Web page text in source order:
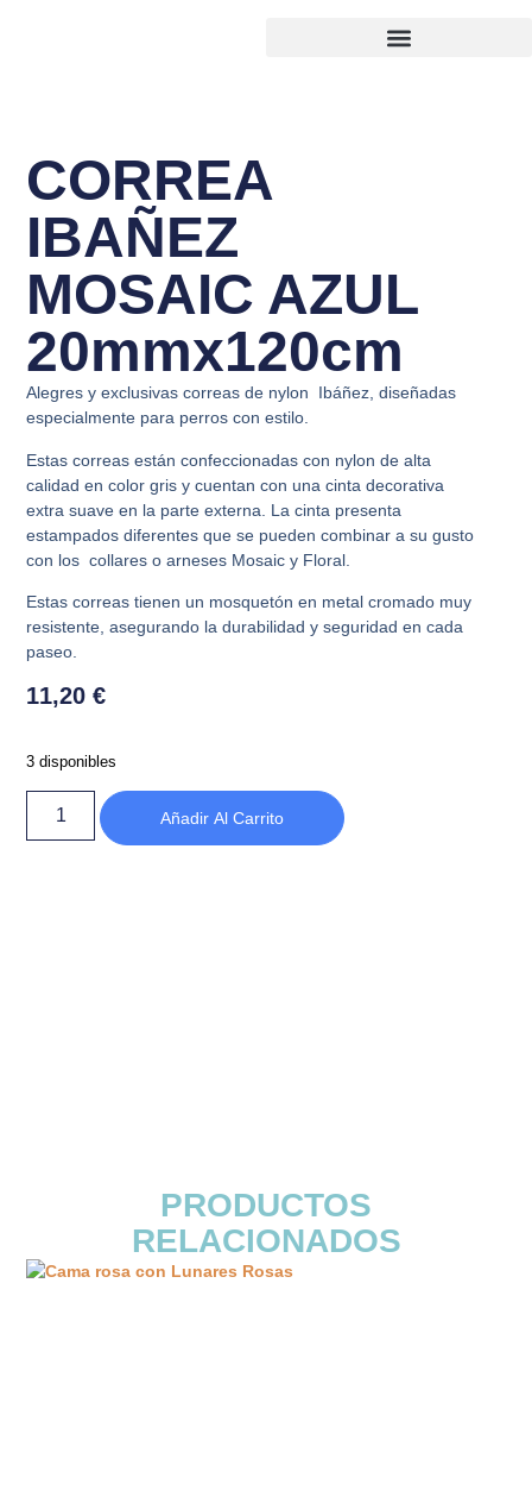
CORREA
IBAÑEZ
MOSAIC AZUL
20mmx120cm
Alegres y exclusivas correas de nylon Ibáñez, diseñadas
especialmente para perros con estilo.
Estas correas están confeccionadas con nylon de alta
calidad en color gris y cuentan con una cinta decorativa
extra suave en la parte externa. La cinta presenta
estampados diferentes que se pueden combinar a su gusto
con los collares o arneses Mosaic y Floral.
Estas correas tienen un mosquetón en metal cromado muy
resistente, asegurando la durabilidad y seguridad en cada
paseo.
11,20€
3 disponibles
Añadir Al Carrito
PRODUCTOS
RELACIONADOS